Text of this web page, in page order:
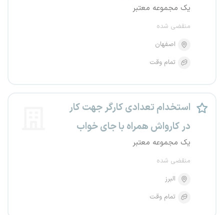
یک مجموعه معتبر
منقضی شده
اصفهان
تمام وقت
استخدام تعدادی کارگر جهت کار
در کارواش همراه با جای خواب
یک مجموعه معتبر
منقضی شده
البرز
تمام وقت